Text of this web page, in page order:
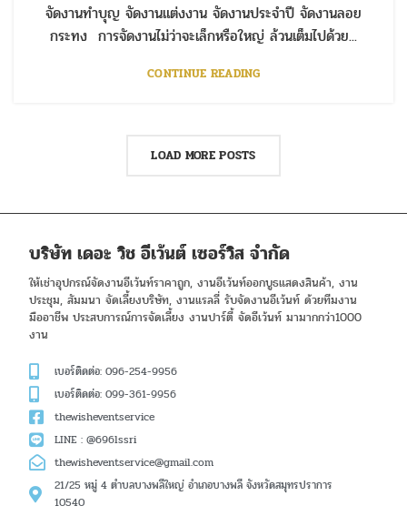
จัดงานทำบุญ จัดงานแต่งงาน จัดงานประจำปี จัดงานลอย
กระทง การจัดงานไม่ว่าจะเล็กหรือใหญ่ ล้วนเต็มไปด้วย...
CONTINUE READING
LOAD MORE POSTS
บริษัท เดอะ วิช อีเว้นต์ เซอร์วิส จำกัด
ให้เช่าอุปกรณ์จัดงานอีเว้นท์ราคาถูก, งานอีเว้นท์ออกบูธแสดงสินค้า, งาน
ประชุม, สัมมนา จัดเลี้ยงบริษัท, งานแรลลี่ รับจัดงานอีเว้นท์ ด้วยทีมงาน
มืออาชีพ ประสบการณ์การจัดเลี้ยง งานปาร์ตี้ จัดอีเว้นท์ มามากกว่า1000
งาน
เบอร์ติดต่อ: 096-254-9956
เบอร์ติดต่อ: 099-361-9956
thewisheventservice
LINE : @696lssri
thewisheventservice@gmail.com
21/25 หมู่ 4 ตำบลบางพลีใหญ่ อำเภอบางพลี จังหวัดสมุทรปราการ
10540